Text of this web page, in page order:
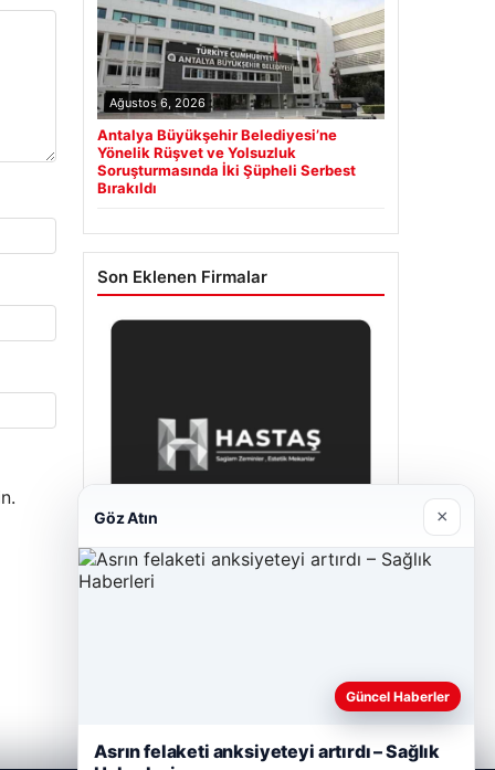
Ağustos 6, 2026
Antalya Büyükşehir Belediyesi’ne
Yönelik Rüşvet ve Yolsuzluk
Soruşturmasında İki Şüpheli Serbest
Bırakıldı
Son Eklenen Firmalar
Göz Atın ×
Güncel Haberler
Asrın felaketi anksiyeteyi artırdı – Sağlık